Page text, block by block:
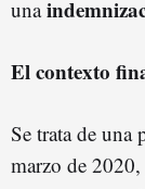
una
El contexto fin
Se trata de una
marzo de